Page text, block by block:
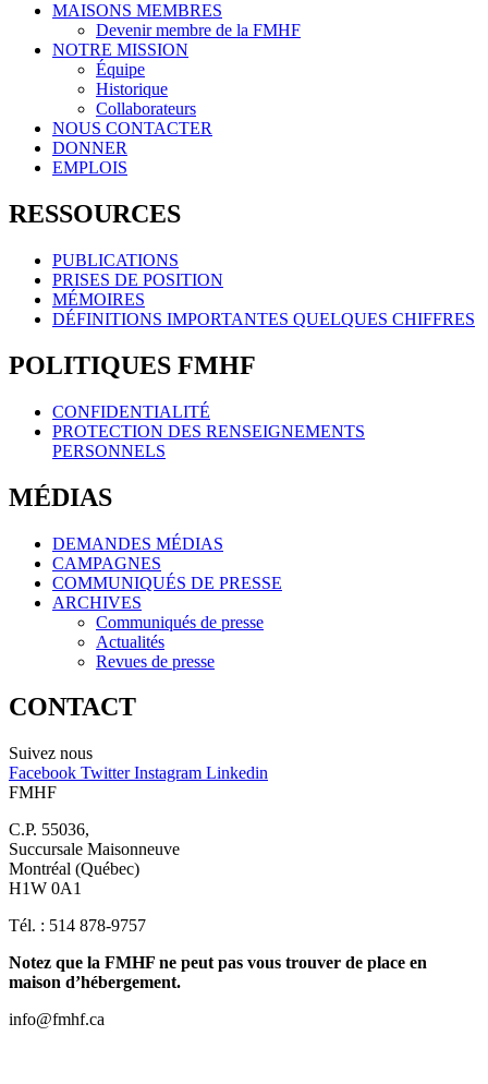
MAISONS MEMBRES
Devenir membre de la FMHF
NOTRE MISSION
Équipe
Historique
Collaborateurs
NOUS CONTACTER
DONNER
EMPLOIS
RESSOURCES
PUBLICATIONS
PRISES DE POSITION
MÉMOIRES
DÉFINITIONS IMPORTANTES QUELQUES CHIFFRES
POLITIQUES FMHF
CONFIDENTIALITÉ
PROTECTION DES RENSEIGNEMENTS
PERSONNELS
MÉDIAS
DEMANDES MÉDIAS
CAMPAGNES
COMMUNIQUÉS DE PRESSE
ARCHIVES
Communiqués de presse
Actualités
Revues de presse
CONTACT
Suivez nous
Facebook Twitter Instagram Linkedin
FMHF
C.P. 55036,
Succursale Maisonneuve
Montréal (Québec)
H1W 0A1
Tél. : 514 878-9757
Notez que la FMHF ne peut pas vous trouver de place en
maison d’hébergement.
info@fmhf.ca